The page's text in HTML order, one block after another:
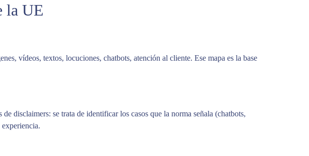
la UE
vídeos, textos, locuciones, chatbots, atención al cliente. Ese mapa es la base
disclaimers: se trata de identificar los casos que la norma señala (chatbots,